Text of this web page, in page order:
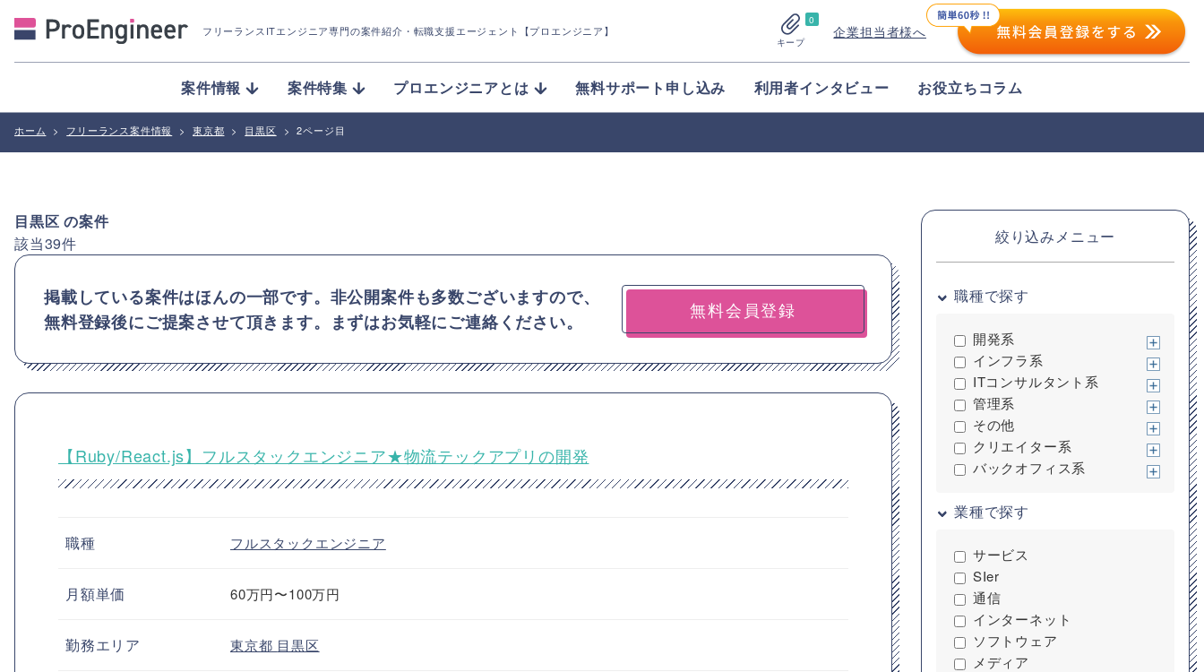
フリーランスITエンジニア専門の案件紹介 ・転職支援エージェント【プロエンジニア】
0
キープ
企業担当者様へ
案件情報 案件特集 プロエンジニアとは 無料サポート申し込み 利用者インタビュー お役立ちコラム
ホーム > フリーランス案件情報 > 東京都 > 目黒区 > 2ページ目
目黒区の案件
該当39件
掲載している案件はほんの一部です。非公開案件も多数ございますので、
無料登録後にご提案させて頂きます。まずはお気軽にご連絡ください。
無料会員登録
【Ruby/React.js】フルスタックエンジニア★物流テックアプリの開発
職種 フルスタックエンジニア
月額単価 60万円〜100万円
勤務エリア 東京都 目黒区
絞り込みメニュー
職種で探す
開発系
インフラ系
ITコンサルタント系
管理系
その他
クリエイター系
バックオフィス系
業種で探す
サービス
SIer
通信
インターネット
ソフトウェア
メディア